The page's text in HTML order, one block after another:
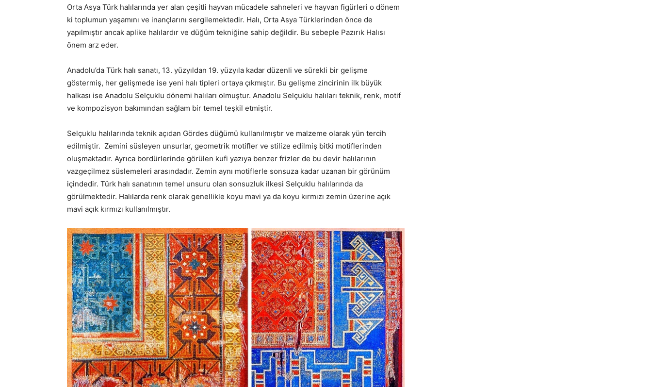
Orta Asya Türk halılarında yer alan çeşitli hayvan mücadele sahneleri ve hayvan figürleri o dönem
ki toplumun yaşamını ve inançlarını sergilemektedir. Halı, Orta Asya Türklerinden önce de
yapılmıştır ancak aplike halılardır ve düğüm tekniğine sahip değildir. Bu sebeple Pazırık Halısı
önem arz eder.
Anadolu’da Türk halı sanatı, 13. yüzyıldan 19. yüzyıla kadar düzenli ve sürekli bir gelişme
göstermiş, her gelişmede ise yeni halı tipleri ortaya çıkmıştır. Bu gelişme zincirinin ilk büyük
halkası ise Anadolu Selçuklu dönemi halıları olmuştur. Anadolu Selçuklu halıları teknik, renk, motif
ve kompozisyon bakımından sağlam bir temel teşkil etmiştir.
Selçuklu halılarında teknik açıdan Gördes düğümü kullanılmıştır ve malzeme olarak yün tercih
edilmiştir. Zemini süsleyen unsurlar, geometrik motifler ve stilize edilmiş bitki motiflerinden
oluşmaktadır. Ayrıca bordürlerinde görülen kufi yazıya benzer frizler de bu devir halılarının
vazgeçilmez süslemeleri arasındadır. Zemin aynı motiflerle sonsuza kadar uzanan bir görünüm
içindedir. Türk halı sanatının temel unsuru olan sonsuzluk ilkesi Selçuklu halılarında da
görülmektedir. Halılarda renk olarak genellikle koyu mavi ya da koyu kırmızı zemin üzerine açık
mavi açık kırmızı kullanılmıştır.